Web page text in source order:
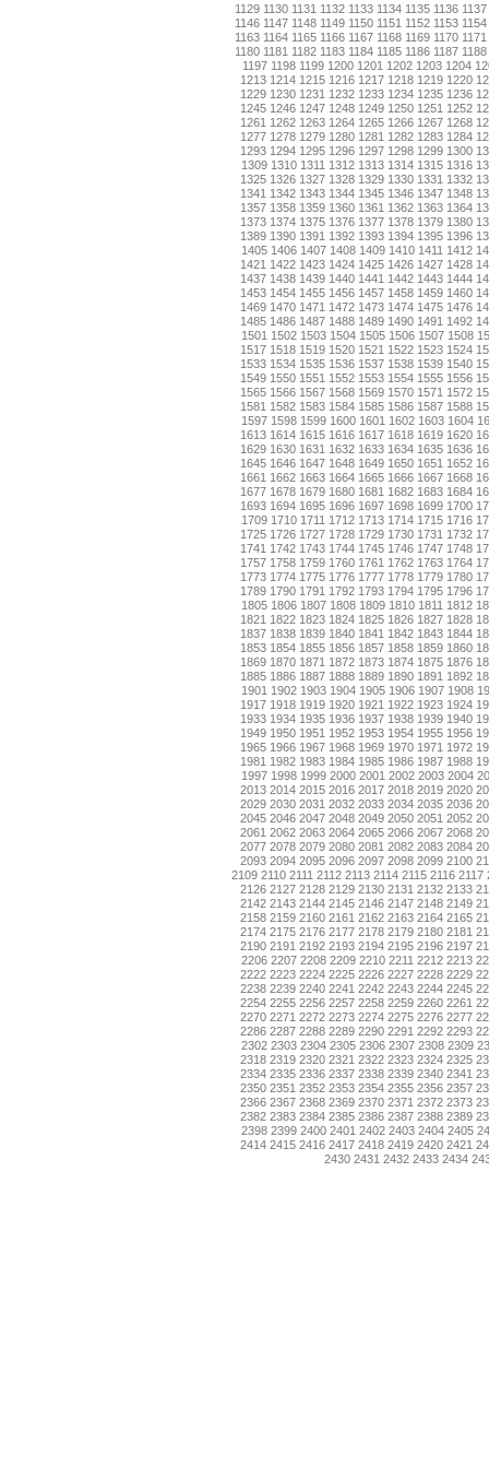
1129 1130 1131 1132 1133 1134 1135 1136 1137
1146 1147 1148 1149 1150 1151 1152 1153 1154
1163 1164 1165 1166 1167 1168 1169 1170 1171
1180 1181 1182 1183 1184 1185 1186 1187 1188
1197 1198 1199 1200 1201 1202 1203 1204
1213 1214 1215 1216 1217 1218 1219 1220
1229 1230 1231 1232 1233 1234 1235 1236
1245 1246 1247 1248 1249 1250 1251 1252
1261 1262 1263 1264 1265 1266 1267 1268
1277 1278 1279 1280 1281 1282 1283 1284
1293 1294 1295 1296 1297 1298 1299 1300
1309 1310 1311 1312 1313 1314 1315 1316
1325 1326 1327 1328 1329 1330 1331 1332
1341 1342 1343 1344 1345 1346 1347 1348
1357 1358 1359 1360 1361 1362 1363 1364
1373 1374 1375 1376 1377 1378 1379 1380
1389 1390 1391 1392 1393 1394 1395 1396
1405 1406 1407 1408 1409 1410 1411 1412
1421 1422 1423 1424 1425 1426 1427 1428
1437 1438 1439 1440 1441 1442 1443 1444
1453 1454 1455 1456 1457 1458 1459 1460
1469 1470 1471 1472 1473 1474 1475 1476
1485 1486 1487 1488 1489 1490 1491 1492
1501 1502 1503 1504 1505 1506 1507 1508
1517 1518 1519 1520 1521 1522 1523 1524
1533 1534 1535 1536 1537 1538 1539 1540
1549 1550 1551 1552 1553 1554 1555 1556
1565 1566 1567 1568 1569 1570 1571 1572
1581 1582 1583 1584 1585 1586 1587 1588
1597 1598 1599 1600 1601 1602 1603 1604
1613 1614 1615 1616 1617 1618 1619 1620
1629 1630 1631 1632 1633 1634 1635 1636
1645 1646 1647 1648 1649 1650 1651 1652
1661 1662 1663 1664 1665 1666 1667 1668
1677 1678 1679 1680 1681 1682 1683 1684
1693 1694 1695 1696 1697 1698 1699 1700
1709 1710 1711 1712 1713 1714 1715 1716
1725 1726 1727 1728 1729 1730 1731 1732
1741 1742 1743 1744 1745 1746 1747 1748
1757 1758 1759 1760 1761 1762 1763 1764
1773 1774 1775 1776 1777 1778 1779 1780
1789 1790 1791 1792 1793 1794 1795 1796
1805 1806 1807 1808 1809 1810 1811 1812
1821 1822 1823 1824 1825 1826 1827 1828
1837 1838 1839 1840 1841 1842 1843 1844
1853 1854 1855 1856 1857 1858 1859 1860
1869 1870 1871 1872 1873 1874 1875 1876
1885 1886 1887 1888 1889 1890 1891 1892
1901 1902 1903 1904 1905 1906 1907 1908
1917 1918 1919 1920 1921 1922 1923 1924
1933 1934 1935 1936 1937 1938 1939 1940
1949 1950 1951 1952 1953 1954 1955 1956
1965 1966 1967 1968 1969 1970 1971 1972
1981 1982 1983 1984 1985 1986 1987 1988
1997 1998 1999 2000 2001 2002 2003 2004
2013 2014 2015 2016 2017 2018 2019 2020
2029 2030 2031 2032 2033 2034 2035 2036
2045 2046 2047 2048 2049 2050 2051 2052
2061 2062 2063 2064 2065 2066 2067 2068
2077 2078 2079 2080 2081 2082 2083 2084
2093 2094 2095 2096 2097 2098 2099 2100
2109 2110 2111 2112 2113 2114 2115 2116 2117
2126 2127 2128 2129 2130 2131 2132 2133
2142 2143 2144 2145 2146 2147 2148 2149
2158 2159 2160 2161 2162 2163 2164 2165
2174 2175 2176 2177 2178 2179 2180 2181
2190 2191 2192 2193 2194 2195 2196 2197
2206 2207 2208 2209 2210 2211 2212 2213
2222 2223 2224 2225 2226 2227 2228 2229
2238 2239 2240 2241 2242 2243 2244 2245
2254 2255 2256 2257 2258 2259 2260 2261
2270 2271 2272 2273 2274 2275 2276 2277
2286 2287 2288 2289 2290 2291 2292 2293
2302 2303 2304 2305 2306 2307 2308 2309
2318 2319 2320 2321 2322 2323 2324 2325
2334 2335 2336 2337 2338 2339 2340 2341
2350 2351 2352 2353 2354 2355 2356 2357
2366 2367 2368 2369 2370 2371 2372 2373
2382 2383 2384 2385 2386 2387 2388 2389
2398 2399 2400 2401 2402 2403 2404 2405
2414 2415 2416 2417 2418 2419 2420 2421
2430 2431 2432 2433 2434